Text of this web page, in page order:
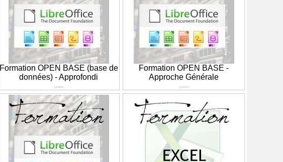
Formation OPEN BASE (base de
données) - Approfondi
......
Formation OPEN BASE -
Approche Générale
......